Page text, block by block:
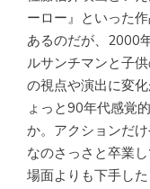
ーロー』といった
あるのだが、2000
ルサンチマンと子
の視点や演出に変
ょっと90年代感覚
か。アクションだ
なのさっさと卒業
場面よりも下手し